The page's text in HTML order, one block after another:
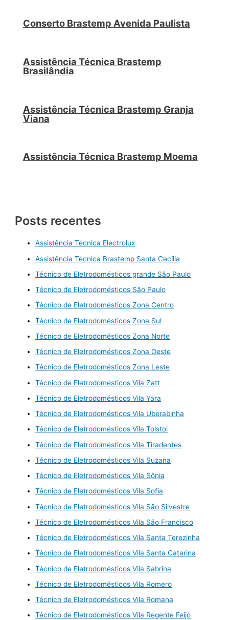
Conserto Brastemp Avenida Paulista
Assistência Técnica Brastemp
Brasilândia
Assistência Técnica Brastemp Granja
Viana
Assistência Técnica Brastemp Moema
Posts recentes
Assistência Técnica Electrolux
Assistência Técnica Brastemp Santa Cecília
Técnico de Eletrodomésticos grande São Paulo
Técnico de Eletrodomésticos São Paulo
Técnico de Eletrodomésticos Zona Centro
Técnico de Eletrodomésticos Zona Sul
Técnico de Eletrodomésticos Zona Norte
Técnico de Eletrodomésticos Zona Oeste
Técnico de Eletrodomésticos Zona Leste
Técnico de Eletrodomésticos Vila Zatt
Técnico de Eletrodomésticos Vila Yara
Técnico de Eletrodomésticos Vila Uberabinha
Técnico de Eletrodomésticos Vila Tolstoi
Técnico de Eletrodomésticos Vila Tiradentes
Técnico de Eletrodomésticos Vila Suzana
Técnico de Eletrodomésticos Vila Sônia
Técnico de Eletrodomésticos Vila Sofia
Técnico de Eletrodomésticos Vila São Silvestre
Técnico de Eletrodomésticos Vila São Francisco
Técnico de Eletrodomésticos Vila Santa Terezinha
Técnico de Eletrodomésticos Vila Santa Catarina
Técnico de Eletrodomésticos Vila Sabrina
Técnico de Eletrodomésticos Vila Romero
Técnico de Eletrodomésticos Vila Romana
Técnico de Eletrodomésticos Vila Regente Feijó